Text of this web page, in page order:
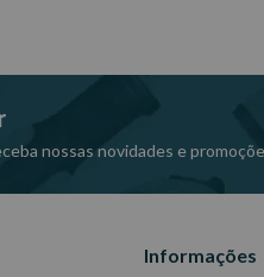
nossas novidades e
Informações